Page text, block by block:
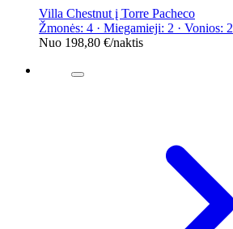
Villa Chestnut į Torre Pacheco
Žmonės: 4 · Miegamieji: 2 · Vonios: 2
Nuo 198,80 €/naktis